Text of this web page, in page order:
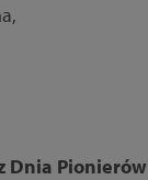
Dnia Pionierów